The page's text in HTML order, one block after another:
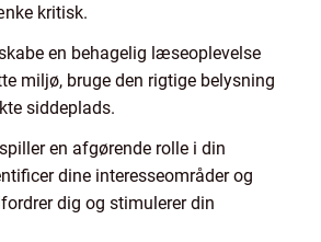
kritisk.
en behagelig læseoplevelse
miljø, bruge den rigtige belysning
siddeplads.
en afgørende rolle i din
dine interesseområder og
dig og stimulerer din